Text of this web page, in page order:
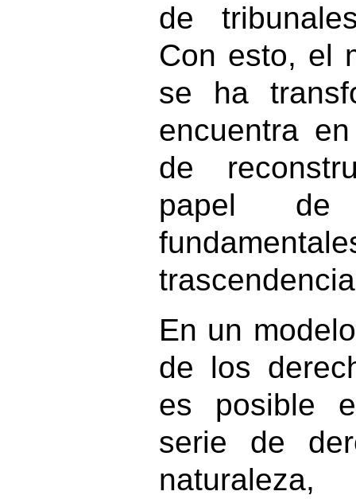
de
Con esto, el
se ha
encuentra
de
papel de
En un
de los
es posible
serie de